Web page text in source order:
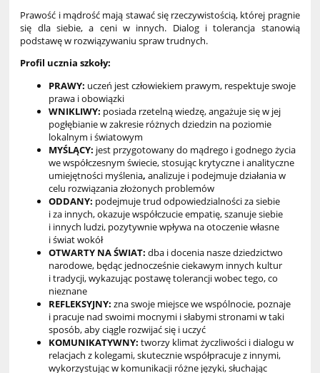
Prawość i mądrość mają stawać się rzeczywistością, której pragnie
się dla siebie, a ceni w innych. Dialog i tolerancja stanowią
podstawę w rozwiązywaniu spraw trudnych.
Profil ucznia szkoły:
PRAWY: uczeń jest człowiekiem prawym, respektuje swoje
prawa i obowiązki
WNIKLIWY: posiada rzetelną wiedzę, angażuje się w jej
pogłębianie w zakresie różnych dziedzin na poziomie
lokalnym i światowym
MYŚLĄCY: jest przygotowany do mądrego i godnego życia
we współczesnym świecie, stosując krytyczne i analityczne
umiejętności myślenia,analizuje i podejmuje działania w
celu rozwiązania złożonych problemów
ODDANY: podejmuje trud odpowiedzialności za siebie
i za innych, okazuje współczucie empatię, szanuje siebie
i innych ludzi, pozytywnie wpływa na otoczenie własne
i świat wokół
OTWARTY NA ŚWIAT: dba i docenia nasze dziedzictwo
narodowe, będąc jednocześnie ciekawym innych kultur
i tradycji, wykazując postawę tolerancji wobec tego, co
nieznane
REFLEKSYJNY: zna swoje miejsce we wspólnocie, poznaje
i pracuje nad swoimi mocnymi i słabymi stronami w taki
sposób, aby ciągle rozwijać się i uczyć
KOMUNIKATYWNY:tworzy klimat życzliwości i dialogu w
relacjach z kolegami, skutecznie współpracuje z innymi,
wykorzystując w komunikacji różne języki, słuchając